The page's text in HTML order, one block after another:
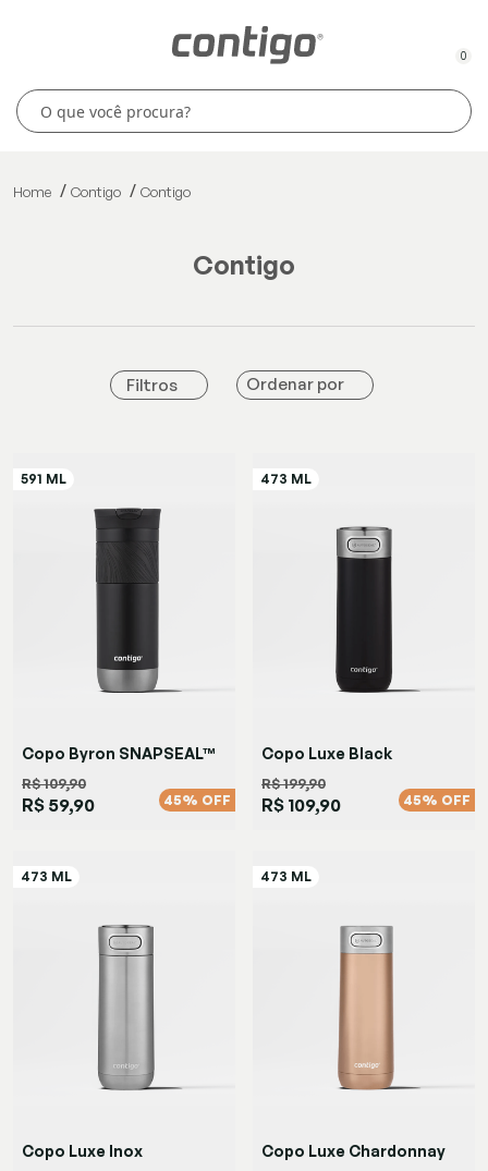
0
Home Contigo Contigo
contigo
Filtros Ordenar por
Copo Byron SNAPSEAL™
R$ 109,90
R$ 59,90 45% OFF
Copo Luxe Black
R$ 199,90
R$ 109,90 45% OFF
Copo Luxe Inox Copo Luxe Chardonnay